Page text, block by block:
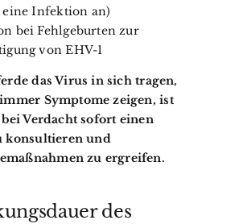
eine Infektion an)
bei Fehlgeburten zur
von EHV-1
das Virus in sich tragen,
Symptome zeigen, ist
Verdacht sofort einen
konsultieren und
zu ergreifen.
des